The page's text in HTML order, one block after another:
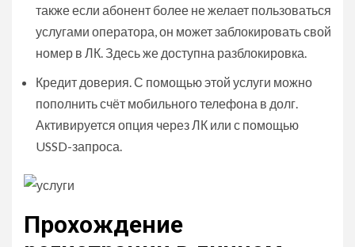
также если абонент более не желает пользоваться
услугами оператора, он может заблокировать свой
номер в ЛК. Здесь же доступна разблокировка.
Кредит доверия. С помощью этой услуги можно
пополнить счёт мобильного телефона в долг.
Активируется опция через ЛК или с помощью
USSD-запроса.
Прохождение